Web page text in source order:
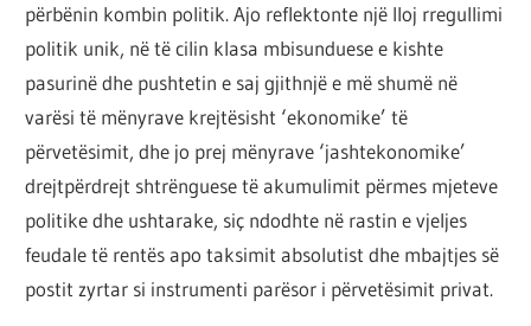
përbënin kombin politik. Ajo reflektonte një lloj rregullimi
politik unik, në të cilin klasa mbisunduese e kishte
pasurinë dhe pushtetin e saj gjithnjë e më shumë në
varësi të mënyrave krejtësisht ‘ekonomike’ të
përvetësimit, dhe jo prej mënyrave ‘jashtekonomike’
drejtpërdrejt shtrënguese të akumulimit përmes mjeteve
politike dhe ushtarake, siç ndodhte në rastin e vjeljes
feudale të rentës apo taksimit absolutist dhe mbajtjes së
postit zyrtar si instrumenti parësor i përvetësimit privat.